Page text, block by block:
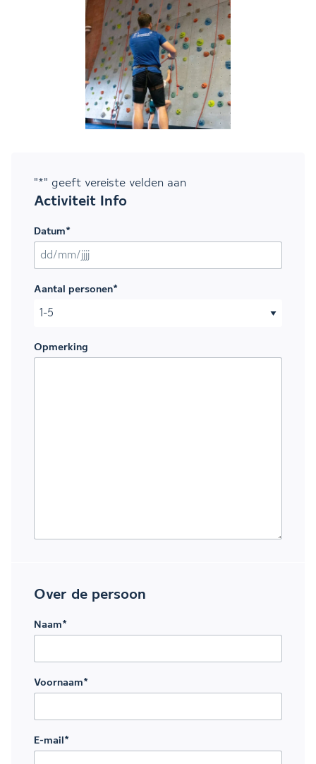
"*" geeft vereiste velden aan
Activiteit Info
Datum*
DD slash MM slash JJJJ
Aantal personen*
Opmerking
Over de persoon
Naam*
Voornaam*
E-mail *